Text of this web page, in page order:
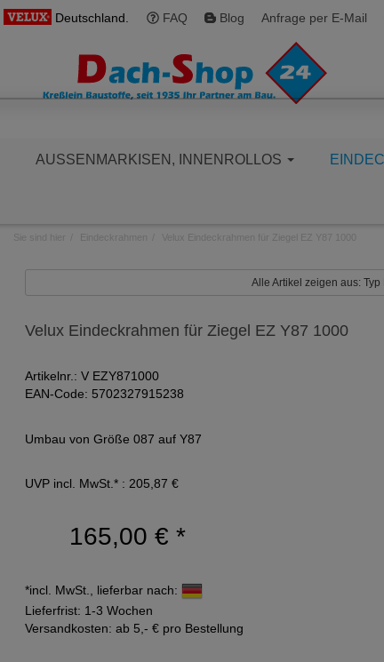
Deutschland. FAQ Blog Anfrage per E-Mail
AUSSENMARKISEN, INNENROLLOS
Sie sind hier Eindeckrahmen Velux Eindeckrahmen für Ziegel EZ Y87 1000
Alle Artikel zeigen aus: Typ
Velux Eindeckrahmen für Ziegel EZ Y87 1000
Artikelnr.: V EZY871000
EAN-Code: 5702327915238
Umbau von Größe 087 auf Y87
UVP incl. MwSt.* : 205,87 €
165,00 € *
*incl. MwSt., lieferbar nach:
Lieferfrist: 1-3 Wochen
Versandkosten: ab 5,- € pro Bestellung